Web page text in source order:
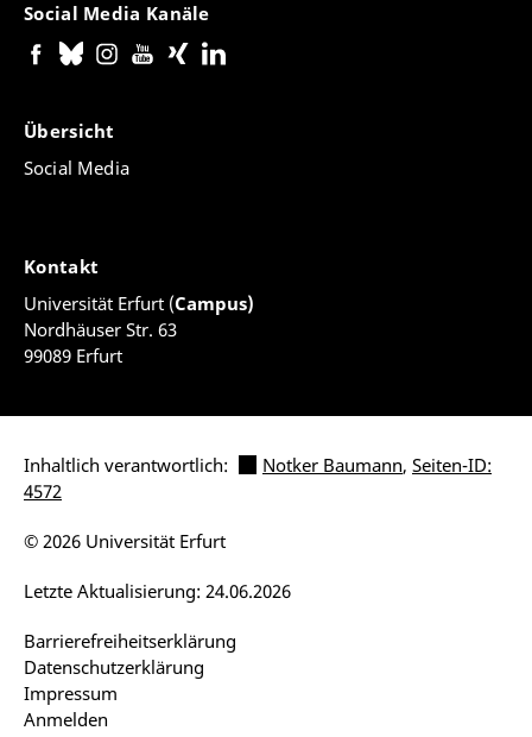
Social Media Kanäle
Übersicht
Social Media
Kontakt
Universität Erfurt (Campus)
Nordhäuser Str. 63
99089 Erfurt
Inhaltlich verantwortlich: Notker Baumann, Seiten-ID:
4572
Barrierefreiheitserklärung
Datenschutzerklärung
Impressum
Anmelden
Letzte Aktualisierung: 24.06.2026
© 2026 Universität Erfurt